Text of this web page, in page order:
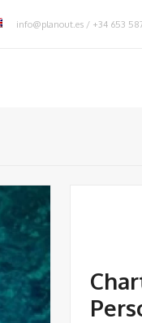
info@planout.es / +34 653 587